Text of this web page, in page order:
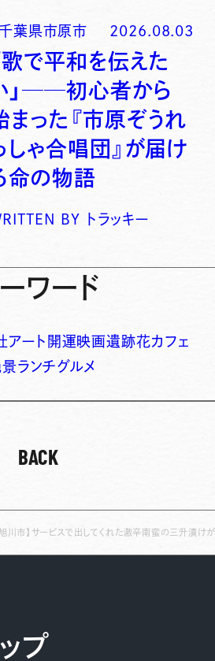
葉県市原市 2026.08.03
歌で平和を伝えた
」──初心者から
まった『市原ぞうれ
しゃ合唱団』が届け
命の物語
BY トラッキー
ワード
アート 開運映画遺跡花カフェ
ランチグルメ
BACK
川市】サービスで出してくれた激辛南蛮の三升漬け
プ